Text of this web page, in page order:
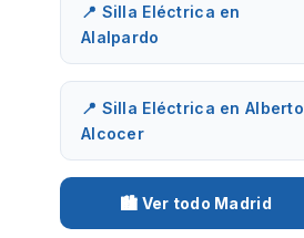
📍 Silla Eléctrica en
Alalpardo
📍 Silla Eléctrica en Alberto
Alcocer
🏙️ Ver todo Madrid